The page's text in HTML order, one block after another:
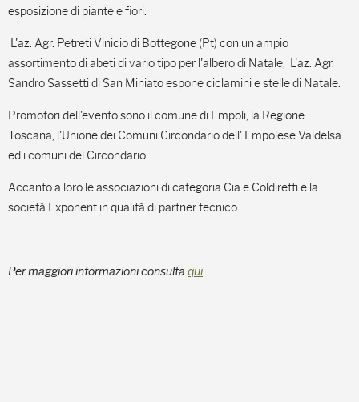
esposizione di piante e fiori.
L'az. Agr. Petreti Vinicio di Bottegone (Pt) con un ampio
assortimento di abeti di vario tipo per l'albero di Natale, L'az. Agr.
Sandro Sassetti di San Miniato espone ciclamini e stelle di Natale.
Promotori dell'evento sono il comune di Empoli, la Regione
Toscana, l'Unione dei Comuni Circondario dell' Empolese Valdelsa
ed i comuni del Circondario.
Accanto a loro le associazioni di categoria Cia e Coldiretti e la
società Exponent in qualità di partner tecnico.
Per maggiori informazioni consulta qui